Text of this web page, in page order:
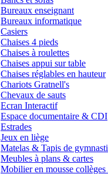
Bureaux enseignant
Bureaux informatique
Casiers
Chaises 4 pieds
Chaises à roulettes
Chaises appui sur table
Chaises réglables en hauteur
Chariots Gratnell's
Chevaux de sauts
Ecran Interactif
Espace documentaire & CDI
Estrades
Jeux en liège
Matelas & Tapis de
Meubles à plans & cartes
Mobilier en mousse collèges